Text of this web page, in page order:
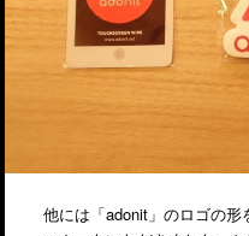
他には「adonit」のロゴの